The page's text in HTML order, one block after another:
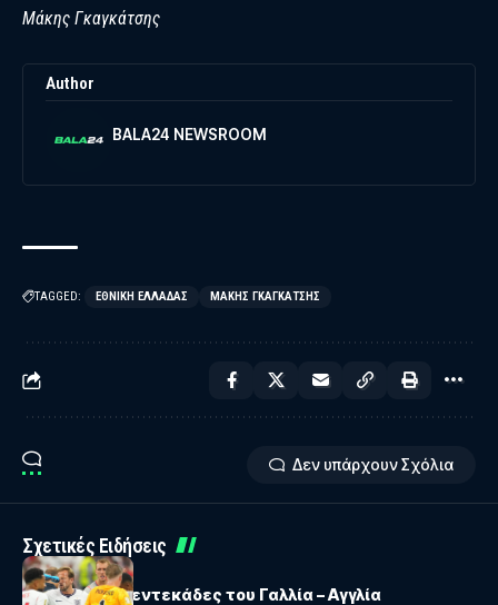
Μάκης Γκαγκάτσης
Author
BALA24 NEWSROOM
TAGGED: ΕΘΝΙΚΉ ΕΛΛΆΔΑΣ ΜΆΚΗΣ ΓΚΑΓΚΆΤΣΗΣ
Δεν υπάρχουν Σχόλια
Σχετικές Ειδήσεις
ΜΟΥΝΤΙΑΛ
Μουντιάλ: Οι εντεκάδες του Γαλλία – Αγγλία